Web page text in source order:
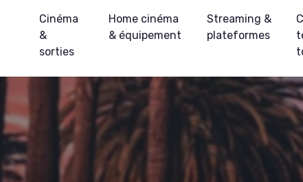
Cinéma
&
sorties
Home cinéma
& équipement
Streaming &
plateformes